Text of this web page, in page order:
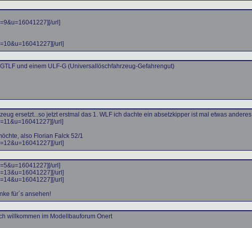
[/url]
[/url]
und einem ULF-G (Universallöschfahrzeug-Gefahrengut)
ersetzt...so jetzt erstmal das 1. WLF ich dachte ein absetzkipper ist mal etwas anderes
[/url]
also Florian Falck 52/1
[/url]
[/url]
[/url]
[/url]
für´s ansehen!
willkommen im Modellbauforum Onert